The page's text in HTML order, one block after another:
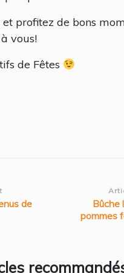
et profitez de bons
vous!
de Fêtes
de
Bûche
pommes